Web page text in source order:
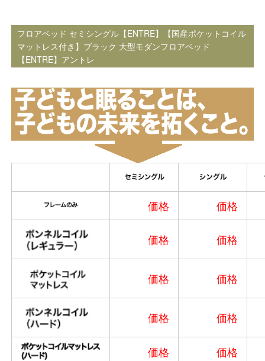
フロアベッド セミシングル【ENTRE】【国産ポケットコイル
マットレス付き】ブラック 大型モダンフロアベッド
【ENTRE】アントレ
価格 価格
価格 価格
価格 価格
価格 価格
価格 価格